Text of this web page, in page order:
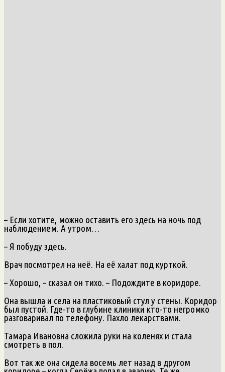
– Если хотите, можно оставить его здесь на ночь под
наблюдением. А утром…
– Я побуду здесь.
Врач посмотрел на неё. На её халат под курткой.
– Хорошо, – сказал он тихо. – Подождите в коридоре.
Она вышла и села на пластиковый стул у стены. Коридор
был пустой. Где-то в глубине клиники кто-то негромко
разговаривал по телефону. Пахло лекарствами.
Тамара Ивановна сложила руки на коленях и стала
смотреть в пол.
Вот так же она сидела восемь лет назад в другом